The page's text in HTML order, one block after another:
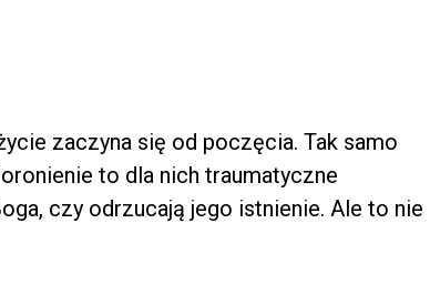
zaczyna się od poczęcia. Tak samo
to dla nich traumatyczne
czy odrzucają jego istnienie. Ale to nie